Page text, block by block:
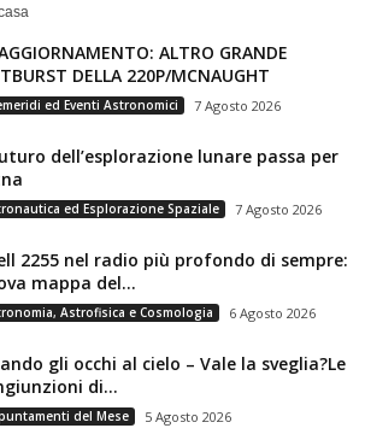
ALTRO GRANDE
DELLA 220P/MCNAUGHT
ed Eventi Astronomici 7 Agosto 2026
dell’esplorazione lunare passa per
ed Esplorazione Spaziale 7 Agosto 2026
2255 nel radio più profondo di sempre:
mappa del...
Astrofisica e Cosmologia 6 Agosto 2026
gli occhi al cielo – Vale la sveglia?Le
di...
del Mese 5 Agosto 2026